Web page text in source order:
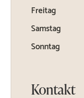
Freitag
Samstag
Sonntag
Kontakt